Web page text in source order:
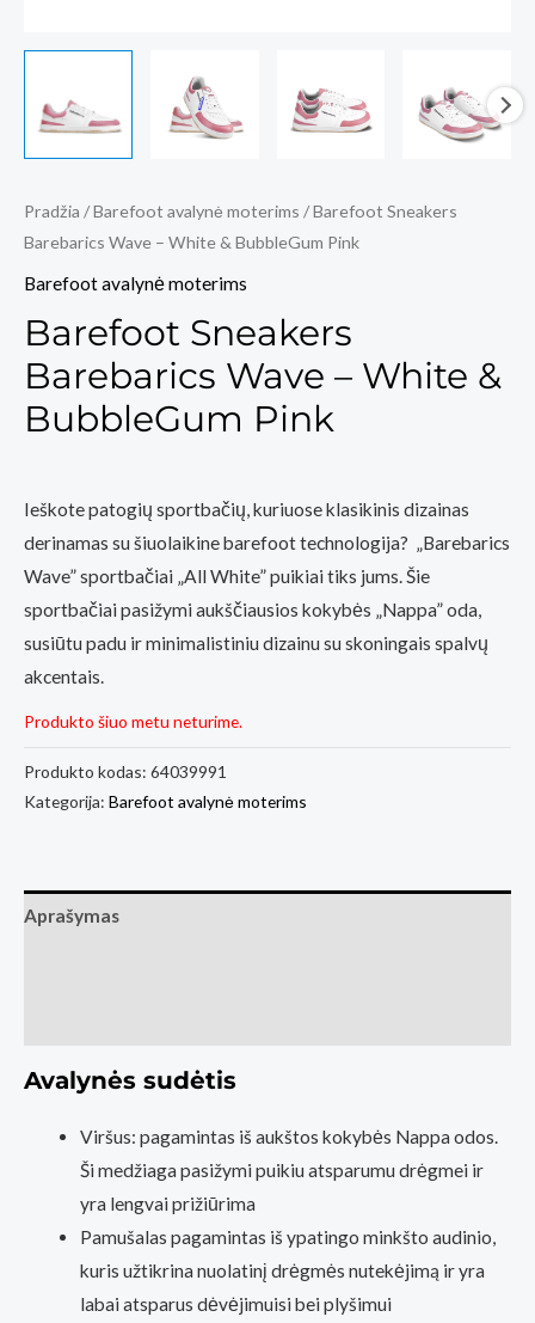
Pradžia /Barefoot avalynė moterims / Barefoot Sneakers
Barebarics Wave – White & BubbleGum Pink
Barefoot avalynė moterims
Barefoot Sneakers
Barebarics Wave – White &
BubbleGum Pink
Ieškote patogių sportbačių, kuriuose klasikinis dizainas
derinamas su šiuolaikine barefoot technologija? „Barebarics
Wave” sportbačiai „All White” puikiai tiks jums. Šie
sportbačiai pasižymi aukščiausios kokybės „Nappa” oda,
susiūtu padu ir minimalistiniu dizainu su skoningais spalvų
akcentais.
Produkto šiuo metu neturime.
Produkto kodas: 64039991
Kategorija: Barefoot avalynė moterims
Aprašymas
Avalynės sudėtis
Viršus: pagamintas iš aukštos kokybės Nappa odos.
Ši medžiaga pasižymi puikiu atsparumu drėgmei ir
yra lengvai prižiūrima
Pamušalas pagamintas iš ypatingo minkšto audinio,
kuris užtikrina nuolatinį drėgmės nutekėjimą ir yra
labai atsparus dėvėjimuisi bei plyšimui